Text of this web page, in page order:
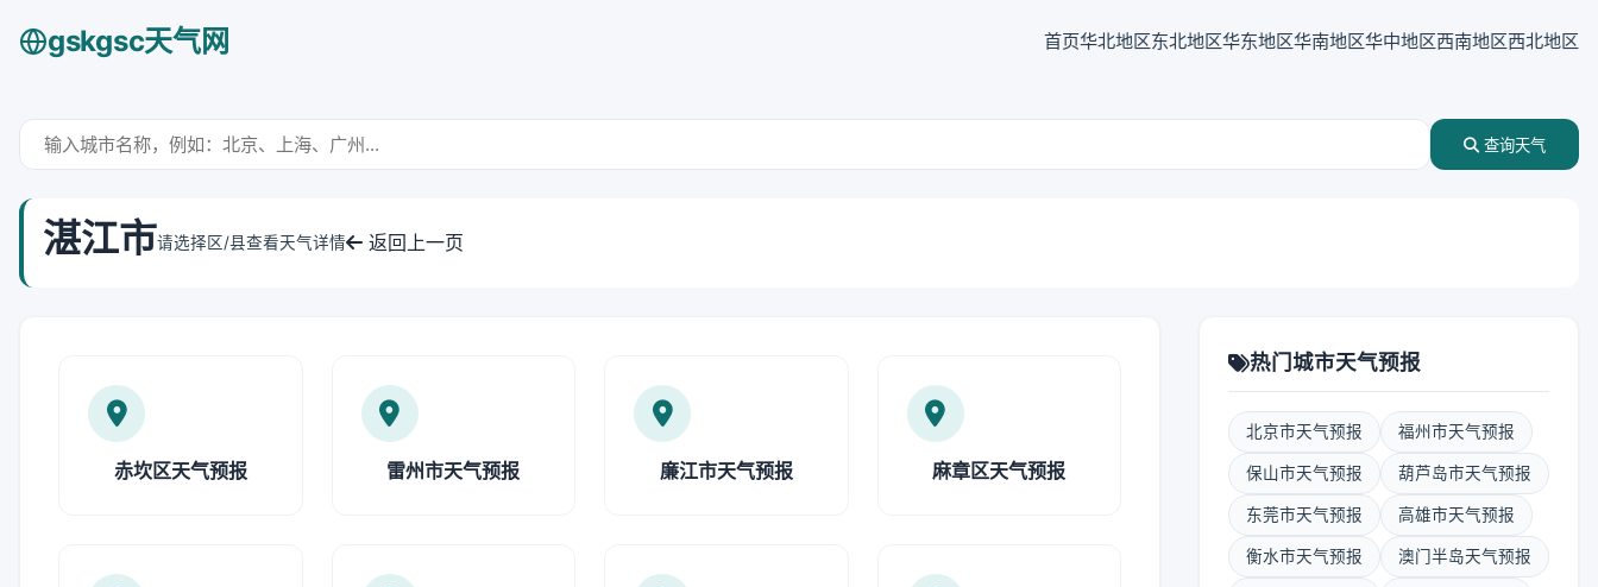
gskgsc天气网 首页华北地区东北地区华东地区华南地区华中地区西南地区西北地区
查询天气
湛江市请选择区/县查看天气详情 返回上一页
赤坎区天气预报 雷州市天气预报 廉江市天气预报 麻章区天气预报
热门城市天气预报
北京市天气预报 福州市天气预报
保山市天气预报 葫芦岛市天气预报
东莞市天气预报 高雄市天气预报
衡水市天气预报 澳门半岛天气预报